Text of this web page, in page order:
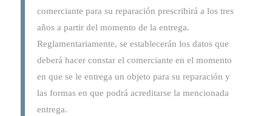
comerciante para su reparación prescribirá a los tres
años a partir del momento de la entrega.
Reglamentariamente, se establecerán los datos que
deberá hacer constar el comerciante en el momento
en que se le entrega un objeto para su reparación y
las formas en que podrá acreditarse la mencionada
entrega.